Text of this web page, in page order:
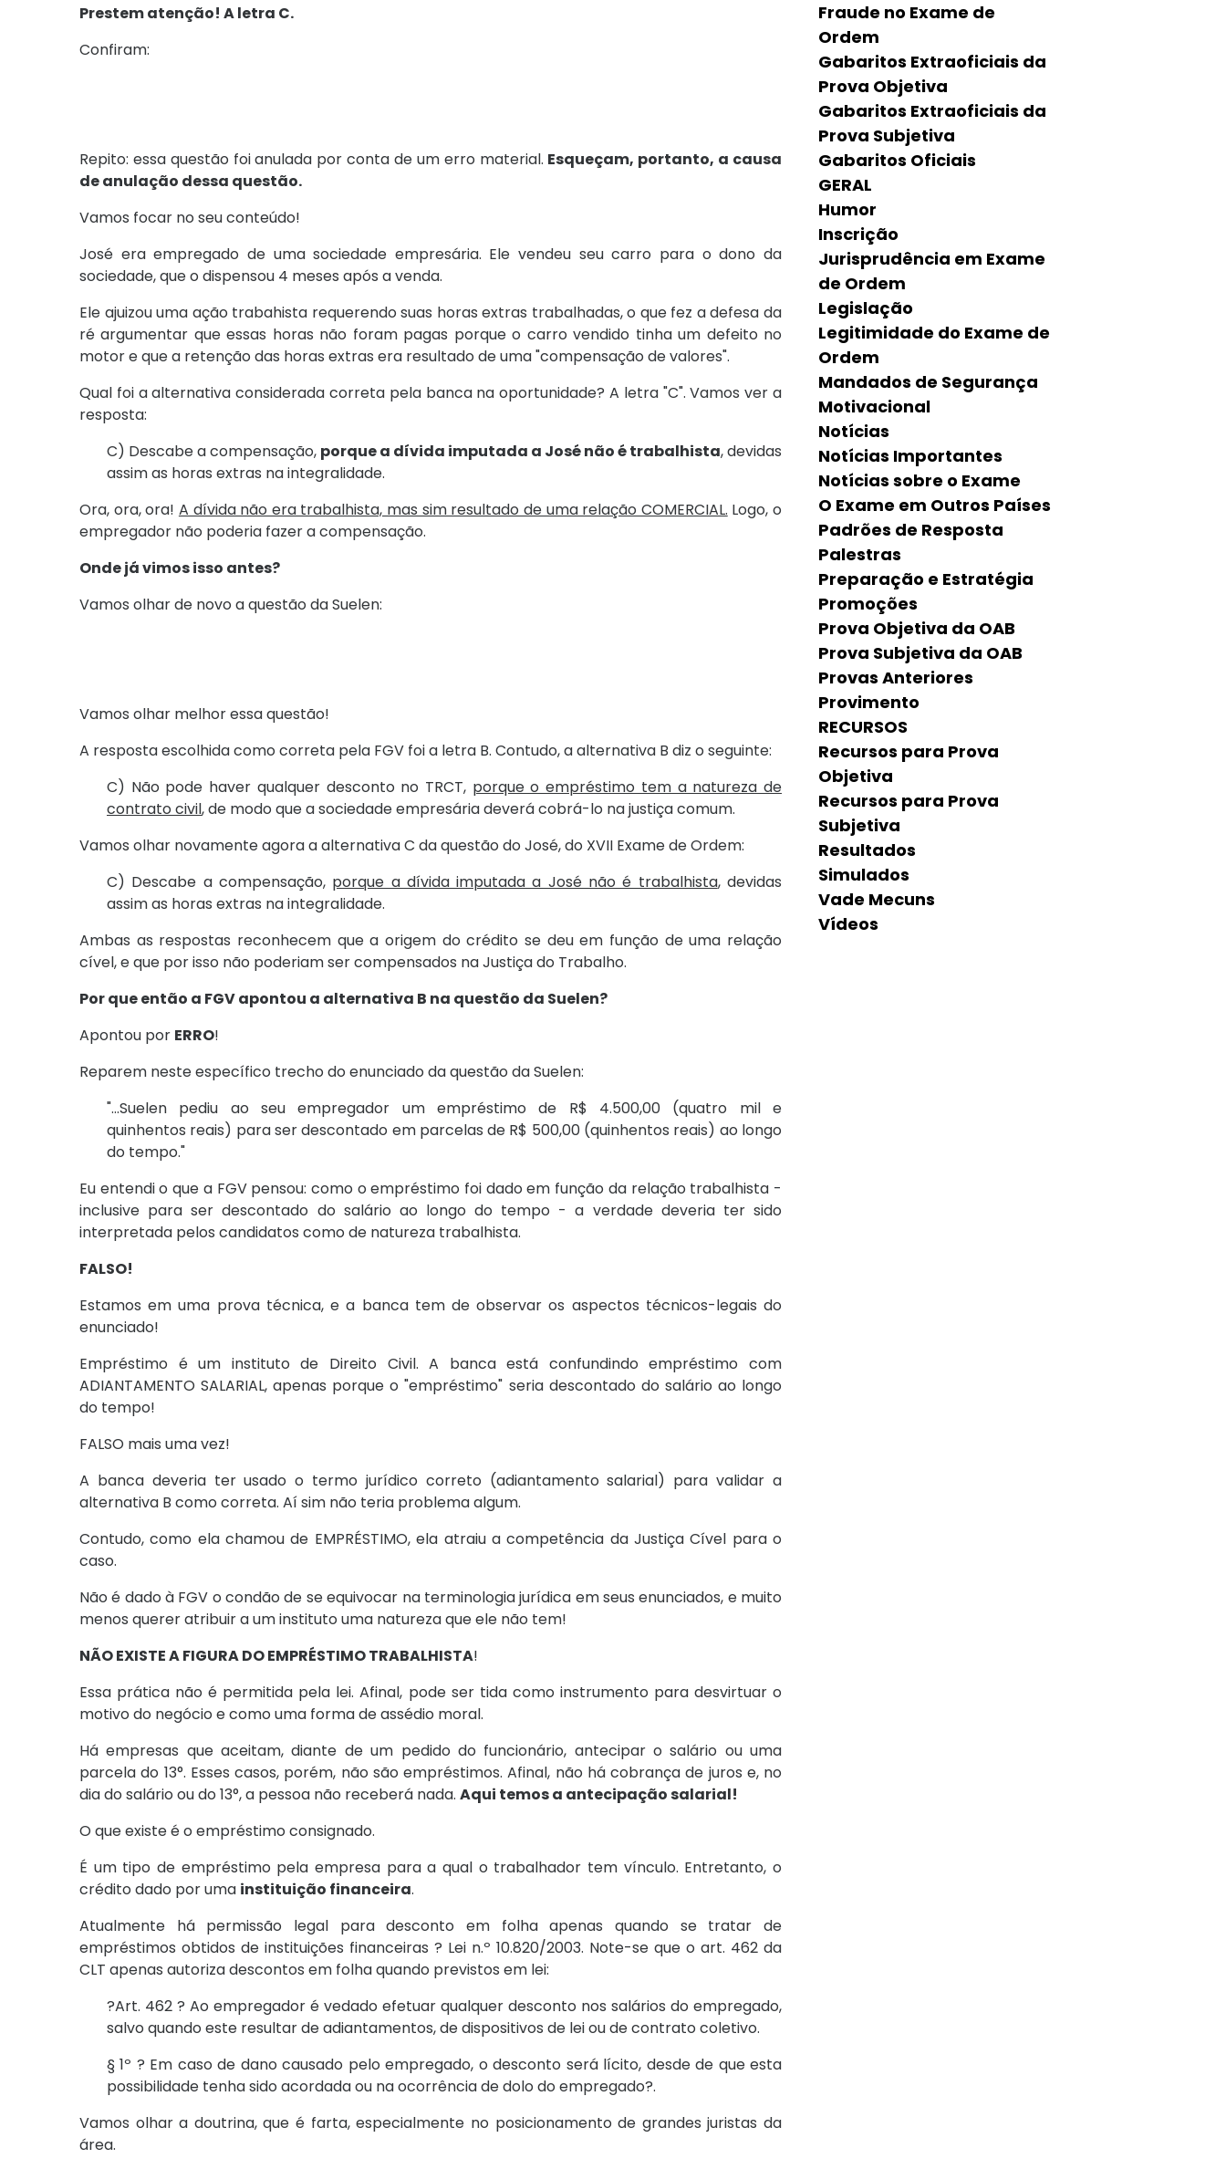
Prestem atenção! A letra C.
Confiram:
Repito: essa questão foi anulada por conta de um erro material. Esqueçam, portanto, a causa
de anulação dessa questão.
Vamos focar no seu conteúdo!
José era empregado de uma sociedade empresária. Ele vendeu seu carro para o dono da
sociedade, que o dispensou 4 meses após a venda.
Ele ajuizou uma ação trabahista requerendo suas horas extras trabalhadas, o que fez a defesa da
ré argumentar que essas horas não foram pagas porque o carro vendido tinha um defeito no
motor e que a retenção das horas extras era resultado de uma "compensação de valores".
Qual foi a alternativa considerada correta pela banca na oportunidade? A letra "C". Vamos ver a
resposta:
C) Descabe a compensação, porque a dívida imputada a José não é trabalhista, devidas
assim as horas extras na integralidade.
Ora, ora, ora! A dívida não era trabalhista, mas sim resultado de uma relação COMERCIAL. Logo, o
empregador não poderia fazer a compensação.
Onde já vimos isso antes?
Vamos olhar de novo a questão da Suelen:
Vamos olhar melhor essa questão!
A resposta escolhida como correta pela FGV foi a letra B. Contudo, a alternativa B diz o seguinte:
C) Não pode haver qualquer desconto no TRCT, porque o empréstimo tem a natureza de
contrato civil, de modo que a sociedade empresária deverá cobrá-lo na justiça comum.
Vamos olhar novamente agora a alternativa C da questão do José, do XVII Exame de Ordem:
C) Descabe a compensação, porque a dívida imputada a José não é trabalhista, devidas
assim as horas extras na integralidade.
Ambas as respostas reconhecem que a origem do crédito se deu em função de uma relação
cível, e que por isso não poderiam ser compensados na Justiça do Trabalho.
Por que então a FGV apontou a alternativa B na questão da Suelen?
Apontou por ERRO!
Reparem neste específico trecho do enunciado da questão da Suelen:
"...Suelen pediu ao seu empregador um empréstimo de R$ 4.500,00 (quatro mil e
quinhentos reais) para ser descontado em parcelas de R$ 500,00 (quinhentos reais) ao longo
do tempo."
Eu entendi o que a FGV pensou: como o empréstimo foi dado em função da relação trabalhista -
inclusive para ser descontado do salário ao longo do tempo - a verdade deveria ter sido
interpretada pelos candidatos como de natureza trabalhista.
FALSO!
Estamos em uma prova técnica, e a banca tem de observar os aspectos técnicos-legais do
enunciado!
Empréstimo é um instituto de Direito Civil. A banca está confundindo empréstimo com
ADIANTAMENTO SALARIAL, apenas porque o "empréstimo" seria descontado do salário ao longo
do tempo!
FALSO mais uma vez!
A banca deveria ter usado o termo jurídico correto (adiantamento salarial) para validar a
alternativa B como correta. Aí sim não teria problema algum.
Contudo, como ela chamou de EMPRÉSTIMO, ela atraiu a competência da Justiça Cível para o
caso.
Não é dado à FGV o condão de se equivocar na terminologia jurídica em seus enunciados, e muito
menos querer atribuir a um instituto uma natureza que ele não tem!
NÃO EXISTE A FIGURA DO EMPRÉSTIMO TRABALHISTA!
Essa prática não é permitida pela lei. Afinal, pode ser tida como instrumento para desvirtuar o
motivo do negócio e como uma forma de assédio moral.
Há empresas que aceitam, diante de um pedido do funcionário, antecipar o salário ou uma
parcela do 13°. Esses casos, porém, não são empréstimos. Afinal, não há cobrança de juros e, no
dia do salário ou do 13°, a pessoa não receberá nada. Aqui temos a antecipação salarial!
O que existe é o empréstimo consignado.
É um tipo de empréstimo pela empresa para a qual o trabalhador tem vínculo. Entretanto, o
crédito dado por uma instituição financeira.
Atualmente há permissão legal para desconto em folha apenas quando se tratar de
empréstimos obtidos de instituições financeiras ? Lei n.º 10.820/2003. Note-se que o art. 462 da
CLT apenas autoriza descontos em folha quando previstos em lei:
?Art. 462 ? Ao empregador é vedado efetuar qualquer desconto nos salários do empregado,
salvo quando este resultar de adiantamentos, de dispositivos de lei ou de contrato coletivo.
§ 1º ? Em caso de dano causado pelo empregado, o desconto será lícito, desde de que esta
possibilidade tenha sido acordada ou na ocorrência de dolo do empregado?.
Vamos olhar a doutrina, que é farta, especialmente no posicionamento de grandes juristas da
área.
Fraude no Exame de
Ordem
Gabaritos Extraoficiais da
Prova Objetiva
Gabaritos Extraoficiais da
Prova Subjetiva
Gabaritos Oficiais
GERAL
Humor
Inscrição
Jurisprudência em Exame
de Ordem
Legislação
Legitimidade do Exame de
Ordem
Mandados de Segurança
Motivacional
Notícias
Notícias Importantes
Notícias sobre o Exame
O Exame em Outros Países
Padrões de Resposta
Palestras
Preparação e Estratégia
Promoções
Prova Objetiva da OAB
Prova Subjetiva da OAB
Provas Anteriores
Provimento
RECURSOS
Recursos para Prova
Objetiva
Recursos para Prova
Subjetiva
Resultados
Simulados
Vade Mecuns
Vídeos